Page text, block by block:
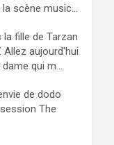
scène music...
la fille de Tarzan
Allez aujourd'hui
qui m...
de dodo
The